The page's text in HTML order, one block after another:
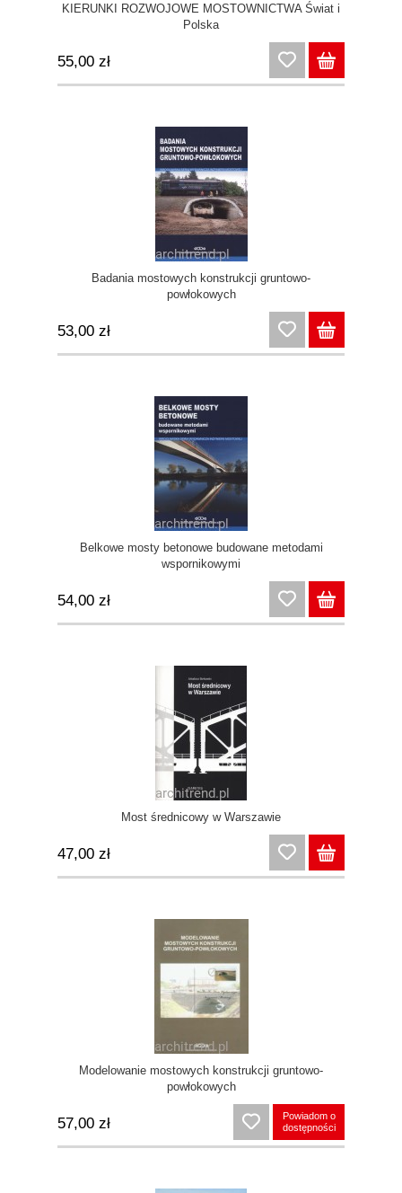
KIERUNKI ROZWOJOWE MOSTOWNICTWA Świat i
Polska
55,00 zł
Badania mostowych konstrukcji gruntowo-
powłokowych
53,00 zł
Belkowe mosty betonowe budowane metodami
wspornikowymi
54,00 zł
Most średnicowy w Warszawie
47,00 zł
Modelowanie mostowych konstrukcji gruntowo-
powłokowych
57,00 zł
Powiadom o
dostępności